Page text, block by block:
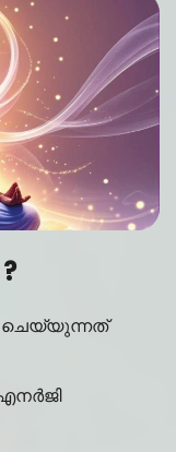
ചെയ്യുന്നത്
എനർജി